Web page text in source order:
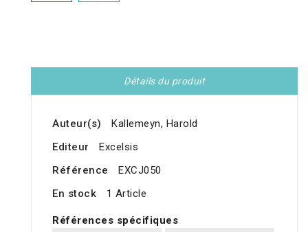
Détails du produit
Auteur(s)
Kallemeyn, Harold
Editeur
Excelsis
Référence
EXCJ050
En stock
1 Article
Références spécifiques